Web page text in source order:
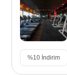
%10 İndirim